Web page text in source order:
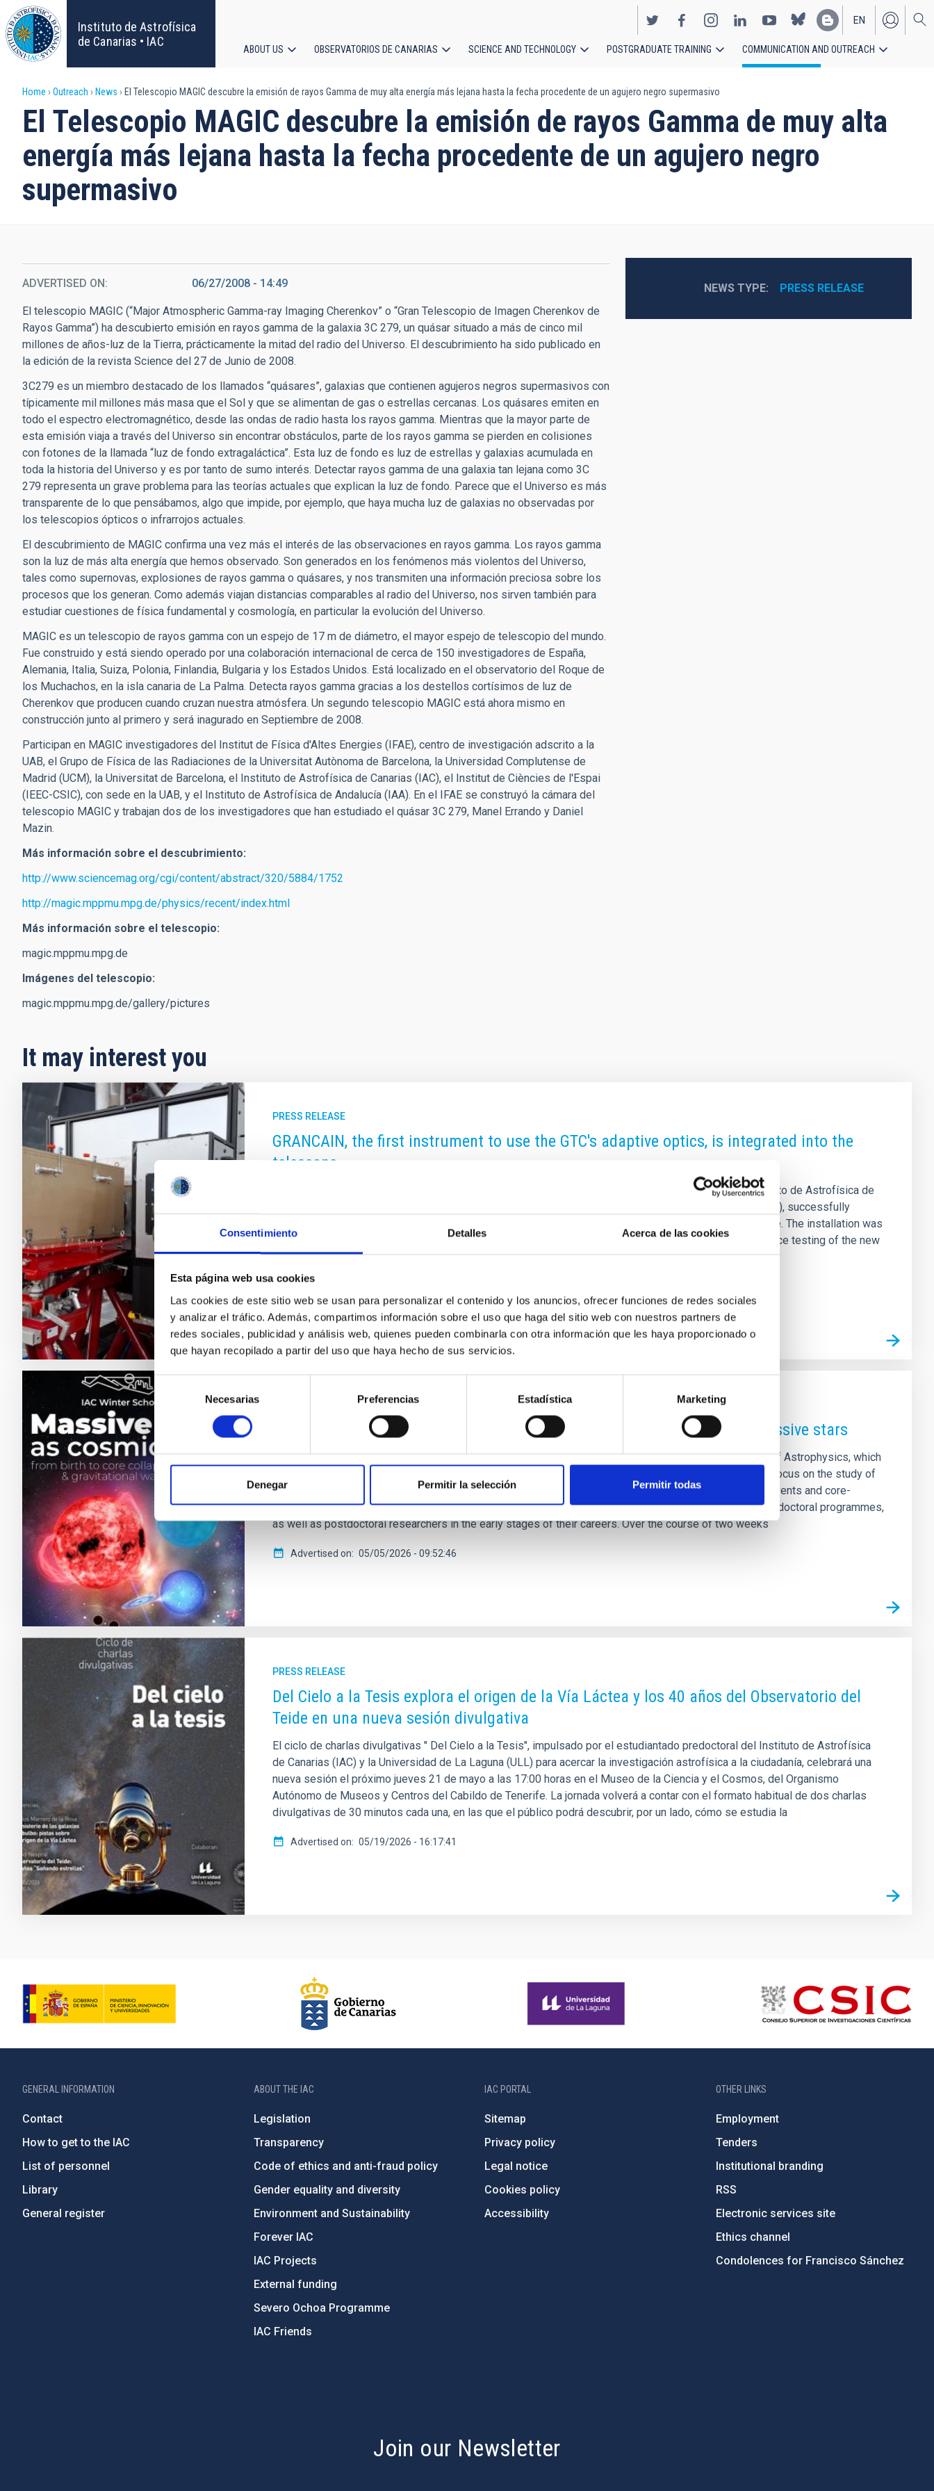
Consentimiento Detalles Acerca de las cookies
Esta página web usa cookies
Las cookies de este sitio web se usan para personalizar el contenido y los anuncios, ofrecer funciones de redes sociales
y analizar el tráfico. Además, compartimos información sobre el uso que haga del sitio web con nuestros partners de
redes sociales, publicidad y análisis web, quienes pueden combinarla con otra información que les haya proporcionado o
que hayan recopilado a partir del uso que haya hecho de sus servicios.
de
consentimiento
Necesarias Preferencias Estadística Marketing
Denegar Permitir la selección Permitir todas
Skip
to
main
content
Instituto de Astrofísica
de Canarias • IAC
EN
ES
navigation
ABOUT US OBSERVATORIOS DE CANARIAS SCIENCE AND TECHNOLOGY POSTGRADUATE TRAINING COMMUNICATION AND OUTREACH
Breadcrumb
Home Outreach News El Telescopio MAGIC descubre la emisión de rayos Gamma de muy alta energía más lejana hasta la fecha procedente de un agujero negro supermasivo
El Telescopio MAGIC descubre la emisión de rayos Gamma de muy alta
energía más lejana hasta la fecha procedente de un agujero negro
supermasivo
ADVERTISED ON 06/27/2008 - 14:49
El telescopio MAGIC (“Major Atmospheric Gamma-ray Imaging Cherenkov” o “Gran Telescopio de Imagen Cherenkov de
Rayos Gamma”) ha descubierto emisión en rayos gamma de la galaxia 3C 279, un quásar situado a más de cinco mil
millones de años-luz de la Tierra, prácticamente la mitad del radio del Universo. El descubrimiento ha sido publicado en
la edición de la revista Science del 27 de Junio de 2008.
3C279 es un miembro destacado de los llamados “quásares”, galaxias que contienen agujeros negros supermasivos con
típicamente mil millones más masa que el Sol y que se alimentan de gas o estrellas cercanas. Los quásares emiten en
todo el espectro electromagnético, desde las ondas de radio hasta los rayos gamma. Mientras que la mayor parte de
esta emisión viaja a través del Universo sin encontrar obstáculos, parte de los rayos gamma se pierden en colisiones
con fotones de la llamada “luz de fondo extragaláctica”. Esta luz de fondo es luz de estrellas y galaxias acumulada en
toda la historia del Universo y es por tanto de sumo interés. Detectar rayos gamma de una galaxia tan lejana como 3C
279 representa un grave problema para las teorías actuales que explican la luz de fondo. Parece que el Universo es más
transparente de lo que pensábamos, algo que impide, por ejemplo, que haya mucha luz de galaxias no observadas por
los telescopios ópticos o infrarrojos actuales.
El descubrimiento de MAGIC confirma una vez más el interés de las observaciones en rayos gamma. Los rayos gamma
son la luz de más alta energía que hemos observado. Son generados en los fenómenos más violentos del Universo,
tales como supernovas, explosiones de rayos gamma o quásares, y nos transmiten una información preciosa sobre los
procesos que los generan. Como además viajan distancias comparables al radio del Universo, nos sirven también para
estudiar cuestiones de física fundamental y cosmología, en particular la evolución del Universo.
MAGIC es un telescopio de rayos gamma con un espejo de 17 m de diámetro, el mayor espejo de telescopio del mundo.
Fue construido y está siendo operado por una colaboración internacional de cerca de 150 investigadores de España,
Alemania, Italia, Suiza, Polonia, Finlandia, Bulgaria y los Estados Unidos. Está localizado en el observatorio del Roque de
los Muchachos, en la isla canaria de La Palma. Detecta rayos gamma gracias a los destellos cortísimos de luz de
Cherenkov que producen cuando cruzan nuestra atmósfera. Un segundo telescopio MAGIC está ahora mismo en
construcción junto al primero y será inagurado en Septiembre de 2008.
Participan en MAGIC investigadores del Institut de Física d'Altes Energies (IFAE), centro de investigación adscrito a la
UAB, el Grupo de Física de las Radiaciones de la Universitat Autònoma de Barcelona, la Universidad Complutense de
Madrid (UCM), la Universitat de Barcelona, el Instituto de Astrofísica de Canarias (IAC), el Institut de Ciències de l'Espai
(IEEC-CSIC), con sede en la UAB, y el Instituto de Astrofísica de Andalucía (IAA). En el IFAE se construyó la cámara del
telescopio MAGIC y trabajan dos de los investigadores que han estudiado el quásar 3C 279, Manel Errando y Daniel
Mazin.
Más información sobre el descubrimiento:
http://www.sciencemag.org/cgi/content/abstract/320/5884/1752
http://magic.mppmu.mpg.de/physics/recent/index.html
Más información sobre el telescopio:
magic.mppmu.mpg.de
Imágenes del telescopio:
magic.mppmu.mpg.de/gallery/pictures
NEWS TYPE PRESS RELEASE
It may interest you
PRESS RELEASE
GRANCAIN, the first instrument to use the GTC's adaptive optics, is integrated into the
telescope
During October, the Adaptive Optics System team at the Gran Telescopio Canarias (GTCAO) of the Instituto de Astrofísica de
Canarias (IAC), in collaboration with the technical team at the Gran Telescopio Canarias (GTC or Grantecan), successfully
completed the integration of the GRANCAIN instrument into the world's largest optical-infrared telescope. The installation was
carried out at the GTCAO outlet on the telescope's Nasmyth B platform, a key step in initiating performance testing of the new
adaptive optics system. This is the first scientific instrument to operate using the GTC's adaptive
The IAC is preparing to host the 37th Winter School of Astrophysics on massive stars
The Canary Islands Institute of Astrophysics (IAC) is organising the 37th Canary Islands Winter School of Astrophysics, which
will take place in San Cristóbal de La Laguna (Tenerife) from 16 to 27 November 2026. This edition will focus on the study of
massive stars as tools for understanding processes ranging from star formation to gravitational wave events and core-
collapse supernovae. The training programme is aimed at around 75 students on advanced master’s and doctoral programmes,
as well as postdoctoral researchers in the early stages of their careers. Over the course of two weeks
Advertised on 05/05/2026 - 09:52:46
PRESS RELEASE
Del Cielo a la Tesis explora el origen de la Vía Láctea y los 40 años del Observatorio del
Teide en una nueva sesión divulgativa
El ciclo de charlas divulgativas " Del Cielo a la Tesis", impulsado por el estudiantado predoctoral del Instituto de Astrofísica
de Canarias (IAC) y la Universidad de La Laguna (ULL) para acercar la investigación astrofísica a la ciudadanía, celebrará una
nueva sesión el próximo jueves 21 de mayo a las 17:00 horas en el Museo de la Ciencia y el Cosmos, del Organismo
Autónomo de Museos y Centros del Cabildo de Tenerife. La jornada volverá a contar con el formato habitual de dos charlas
divulgativas de 30 minutos cada una, en las que el público podrá descubrir, por un lado, cómo se estudia la
Advertised on 05/19/2026 - 16:17:41
GENERAL INFORMATION
Contact
How to get to the IAC
List of personnel
Library
General register
ABOUT THE IAC
Legislation
Transparency
Code of ethics and anti-fraud policy
Gender equality and diversity
Environment and Sustainability
Forever IAC
IAC Projects
External funding
Severo Ochoa Programme
IAC Friends
IAC PORTAL
Sitemap
Privacy policy
Legal notice
Cookies policy
Accessibility
OTHER LINKS
Employment
Tenders
Institutional branding
RSS
Electronic services site
Ethics channel
Condolences for Francisco Sánchez
Join our Newsletter